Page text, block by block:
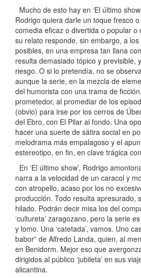
Mucho de esto hay en ‘El último
Rodrigo quiera darle un toque fresco
comedia eficaz o divertida o popular o
su relato responde, sin embargo, a
posibles, en una empresa tan llana
resulta demasiado tópico y previsible,
riesgo. O si lo pretendía, no se
aunque la serie, en la mezcla de
del humorista con una trama de
prometedor, al promediar de los
(obvio) para irse por los cerros de
del Ebro, con El Pilar al fondo. Una
hacer una suerte de sátira social en
melodrama más empalagoso y el
estereotipo, en fin, en clave trágica
En ‘El último show’, Rodrigo
narra a la velocidad de un caracol y
con atropello, acaso por los no
producción. Todo resulta apresurado,
hilado. Podrán decir misa los del
‘cultureta’ zaragozano, pero la serie
y lomo. Una ‘catetada’, vamos. Uno
babor” de Alfredo Landa, quien, al
en Benidorm. Mejor eso que
dirigidos al público ‘jubileta’ en sus
alicantina.